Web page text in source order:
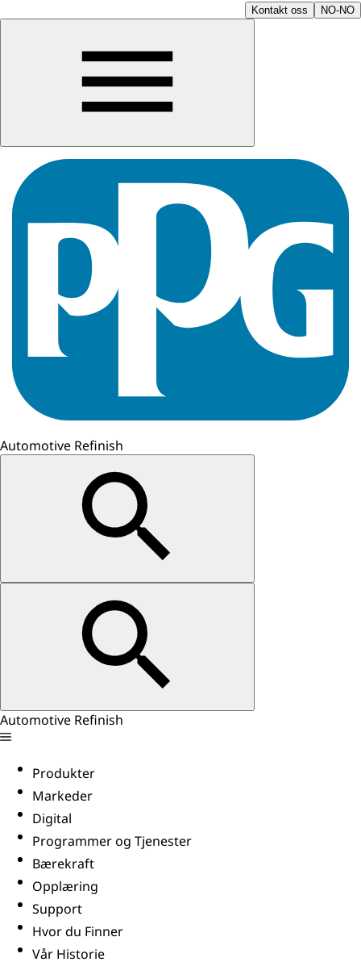
Kontakt oss NO-NO
Automotive Refinish
Automotive Refinish
Produkter
Markeder
Digital
Programmer og Tjenester
Bærekraft
Opplæring
Support
Hvor du Finner
Vår Historie